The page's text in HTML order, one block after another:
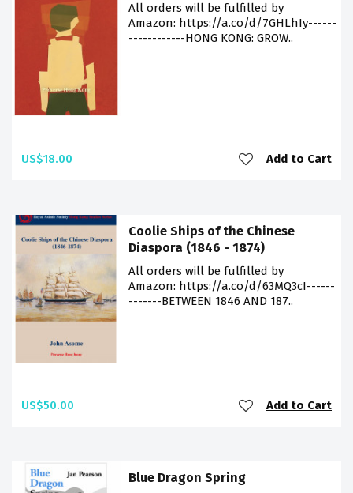
All orders will be fulfilled by
Amazon: https://a.co/d/7GHLhIy------
------------HONG KONG: GROW..
US$18.00 Add to Cart
Coolie Ships of the Chinese
Diaspora (1846 - 1874)
All orders will be fulfilled by
Amazon: https://a.co/d/63MQ3cI------
-------BETWEEN 1846 AND 187..
US$50.00 Add to Cart
Blue Dragon Spring